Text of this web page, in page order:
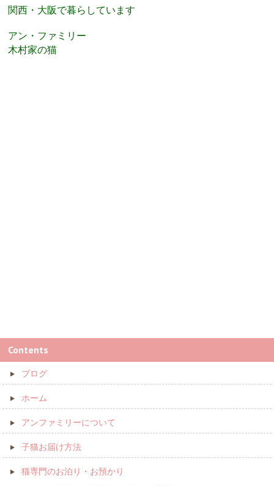
関西・大阪で暮らしています
アン・ファミリー
木村家の猫
Contents
ブログ
ホーム
アンファミリーについて
子猫お届け方法
猫専門のお泊り・お預かり